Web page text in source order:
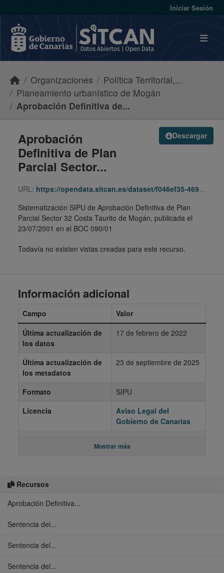
Iniciar Sesión
Organizaciones
Política Territorial,...
Planeamiento urbanístico de Mogán
Aprobación Definitiva de...
Descargar
Aprobación
Definitiva de Plan
Parcial Sector...
URL: https://opendata.sitcan.es/dataset/f046ef35-4699-4251-b8c2-8310dc1f66f9/resource/e82ddac1-5fa9-4689-93c1-1b6d520bc19a/download/7c569273-c79c-3cff-9f96-359be248941f.zip
Sistematización SIPU de Aprobación Definitiva de Plan
Parcial Sector 32 Costa Taurito de Mogán, publicada el
23/07/2001 en el BOC 090/01
Todavía no existen vistas creadas para este recurso.
Recursos
Aprobación Definitiva...
Sentencia del...
Sentencia del...
Sentencia del...
Información adicional
Campo
Valor
Última actualización de
los datos
17 de febrero de 2022
Última actualización de
los metadatos
23 de septiembre de 2025
Formato
SIPU
Licencia
Aviso Legal del
Gobierno de Canarias
Mostrar más